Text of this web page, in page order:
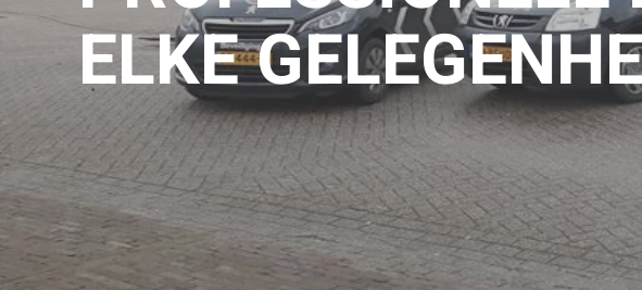
ELKE